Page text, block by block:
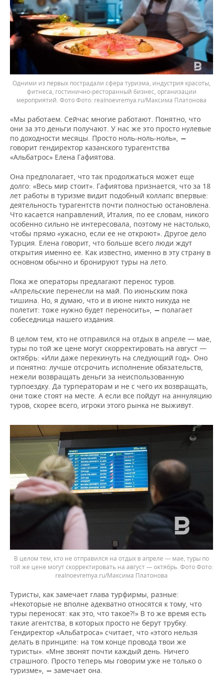
Одними из первых пострадали сфера туризма, индустрия красоты,
фитнеса, гостинично-ресторанный бизнес, организации
мероприятий. Фото
realnoevremya.ru/Максима Платонова
«Мы работаем. Сейчас многие работают. Понятно, что
они за это деньги получают. У нас же это просто нулевые
по доходности месяцы. Просто ноль-ноль-ноль», —
говорит гендиректор казанского турагентства
«Альбатрос» Елена Гафиятова.
Она предполагает, что так продолжаться может еще
долго: «Весь мир стоит». Гафиятова признается, что за 18
лет работы в туризме видит подобный коллапс впервые:
деятельность турагентств почти полностью остановлена.
Что касается направлений, Италия, по ее словам, никого
особенно сильно не интересовала, поэтому не настолько,
чтобы прямо «ужасно, если ее не откроют». Другое дело
Турция. Елена говорит, что больше всего люди ждут
открытия именно ее. Как известно, именно в эту страну в
основном обычно и бронируют туры на лето.
Пока же операторы предлагают перенос туров.
«Апрельские перенесли на май. По июньским пока
тишина. Но, я думаю, что и в июне никто никуда не
полетит: тоже нужно будет переносить», — полагает
собеседница нашего издания.
В целом тем, кто не отправился на отдых в апреле — мае,
туры по той же цене могут скорректировать на август —
октябрь: «Или даже перекинуть на следующий год». Оно
и понятно: лучше отсрочить исполнение обязательств,
нежели возвращать деньги за неиспользованную
турпоездку. Да турператорам и не с чего их возвращать,
они тоже стоят на месте. А если все пойдут на аннуляцию
туров, скорее всего, игроки этого рынка не выживут.
В целом тем, кто не отправился на отдых в апреле — мае, туры по
той же цене могут скорректировать на август — октябрь. Фото
realnoevremya.ru/Максима Платонова
Туристы, как замечает глава турфирмы, разные:
«Некоторые не вполне адекватно относятся к тому, что
туры переносят: как это, что такое?!» В то же время есть
такие агентства, в которых просто не берут трубку.
Гендиректор «Альбатроса» считает, что «этого нельзя
делать в принципе: на том конце провода твои же
туристы». «Мне звонят почти каждый день. Ничего
страшного. Просто теперь мы говорим уже не только о
туризме», — замечает она.